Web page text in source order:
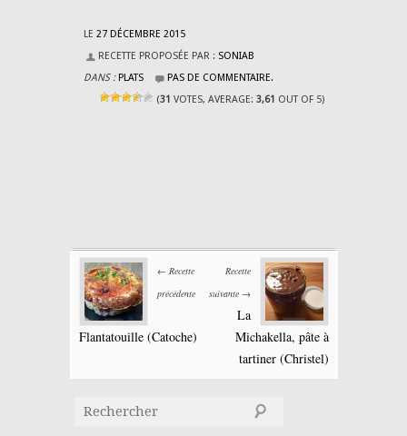
LE 27 DÉCEMBRE 2015
RECETTE PROPOSÉE PAR : SONIAB
DANS : PLATS
PAS DE COMMENTAIRE.
(31 VOTES, AVERAGE: 3,61 OUT OF 5)
← Recette
précédente
Flantatouille (Catoche)
Recette
suivante →
La
Michakella, pâte à
tartiner (Christel)